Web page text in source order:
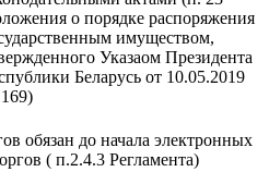
о порядке распоряжения
имуществом,
Указаом Президента
Беларусь от 10.05.2019
обязан до начала электронных
( п.2.4.3 Регламента)